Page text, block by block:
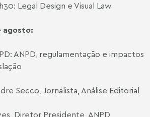
Legal Design e Visual Law
agosto:
ANPD, regulamentação e impactos
Secco, Jornalista, Análise Editorial
Diretor Presidente, ANPD